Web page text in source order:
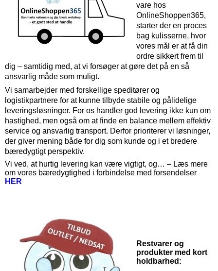
vare hos
OnlineShoppen365,
starter der en proces
bag kulisserne, hvor
vores mål er at få din
ordre sikkert frem til
dig – samtidig med, at vi forsøger at gøre det på en så
ansvarlig måde som muligt.
Vi samarbejder med forskellige speditører og
logistikpartnere for at kunne tilbyde stabile og pålidelige
leveringsløsninger. For os handler god levering ikke kun om
hastighed, men også om at finde en balance mellem effektiv
service og ansvarlig transport. Derfor prioriterer vi løsninger,
der giver mening både for dig som kunde og i et bredere
bæredygtigt perspektiv.
Vi ved, at hurtig levering kan være vigtigt, og… – Læs mere
om vores bæredygtighed i forbindelse med forsendelser
HER
Restvarer og
produkter med kort
holdbarhed: